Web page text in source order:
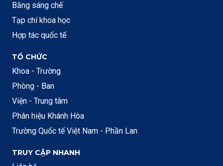
Bằng sáng chế
Tạp chí khoa học
Hợp tác quốc tế
TỔ CHỨC
Khoa - Trường
Phòng - Ban
Viện - Trung tâm
Phân hiệu Khánh Hòa
Trường Quốc tế Việt Nam - Phần Lan
TRUY CẬP NHANH